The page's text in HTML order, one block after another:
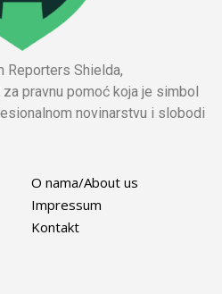
Reporters Shielda,
pravnu pomoć koja je simbol
novinarstvu i slobodi
O nama/About us
Impressum
Kontakt